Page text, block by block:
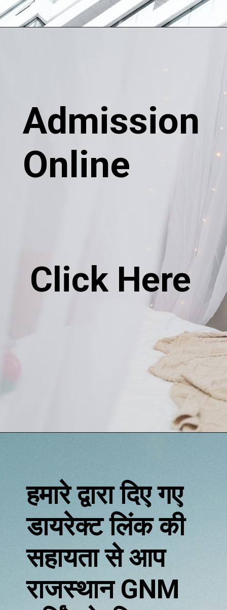
Admission
Online
Click Here
हमारे द्वारा दिए गए
डायरेक्ट लिंक की
सहायता से आप
राजस्थान GNM